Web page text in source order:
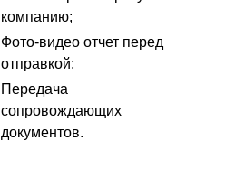
компанию;
Фото-видео отчет перед
отправкой;
Передача
сопровождающих
документов.